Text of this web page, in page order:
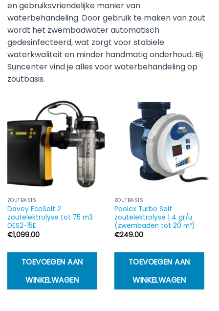
en gebruiksvriendelijke manier van
waterbehandeling. Door gebruik te maken van zout
wordt het zwembadwater automatisch
gedesinfecteerd, wat zorgt voor stabiele
waterkwaliteit en minder handmatig onderhoud. Bij
Suncenter vind je alles voor waterbehandeling op
zoutbasis.
ZOUTBASIS
Davey EcoSalt 2
zoutelektrolyse tot 75 m3
DES2-15E
€1,099.00
TOEVOEGEN AAN
WINKELWAGEN
ZOUTBASIS
Poolex Turbo Salt
zoutelektrolyse | 4 gr/u
(zwembaden tot 20 m³)
€249.00
TOEVOEGEN AAN
WINKELWAGEN